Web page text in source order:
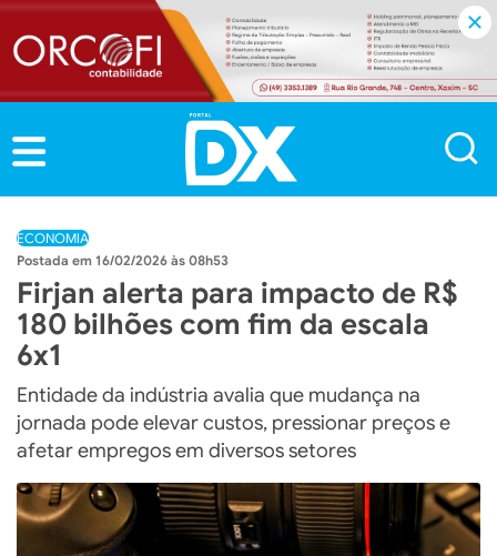
ECONOMIA
16/02/2026 às 08h53
Firjan alerta para impacto de R$
180 bilhões com fim da escala
6x1
Entidade da indústria avalia que mudança na
jornada pode elevar custos, pressionar preços e
afetar empregos em diversos setores